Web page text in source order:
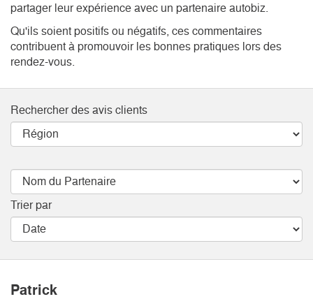
partager leur expérience avec un partenaire autobiz.
Qu'ils soient positifs ou négatifs, ces commentaires
contribuent à promouvoir les bonnes pratiques lors des
rendez-vous.
Rechercher des avis clients
Trier par
Patrick